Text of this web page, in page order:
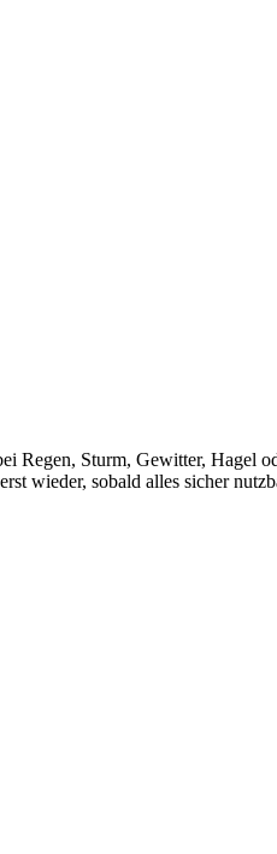
Regen, Sturm, Gewitter, Hagel
wieder, sobald alles sicher